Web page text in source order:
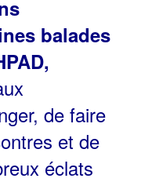
balades
de faire
et de
éclats